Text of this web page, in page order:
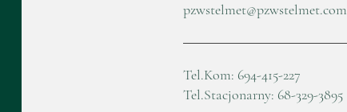
pzwstelmet@pzwstelmet.com
Tel.Kom: 694-415-227
Tel.Stacjonarny: 68-329-3895